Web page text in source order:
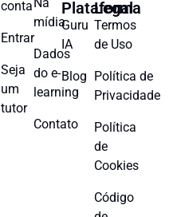
conta
Entrar
Seja
um
tutor
mídia
Dados
do e-
learning
Contato
Plataforma
Guru
IA
Blog
Legal
Termos
de Uso
Política de
Privacidade
Política
de
Cookies
Código